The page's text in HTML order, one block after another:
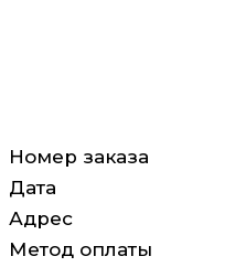
Номер заказа
Дата
Адрес
Метод оплаты